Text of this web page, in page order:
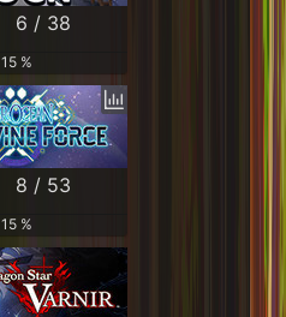
6 / 38
15 %
8 / 53
15 %